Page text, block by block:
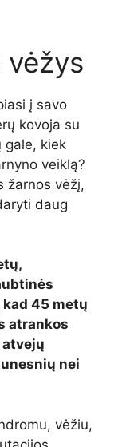
vėžys
į savo
kovoja su
gale, kiek
veiklą?
žarnos vėžį,
daug
45 metų
atrankos
nei
vėžiu,